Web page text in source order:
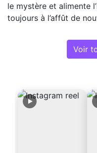
le mystère et alimente
toujours à l’affût de
Voir